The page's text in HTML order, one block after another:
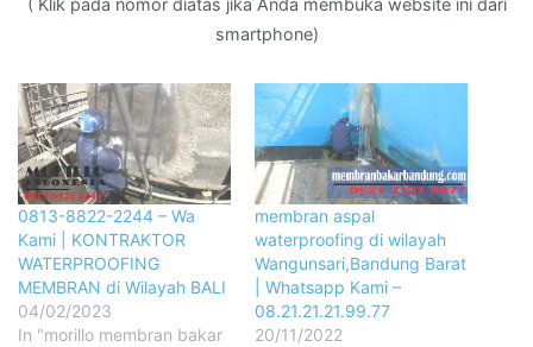
( Klik pada nomor diatas jika Anda membuka website ini dari
smartphone)
0813-8822-2244 – Wa
Kami | KONTRAKTOR
WATERPROOFING
MEMBRAN di Wilayah BALI
04/02/2023
In "morillo membran bakar
membran aspal
waterproofing di wilayah
Wangunsari,Bandung Barat
| Whatsapp Kami –
08.21.21.21.99.77
20/11/2022